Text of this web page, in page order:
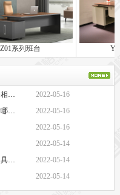
Z01系列班台
2022-05-16
·办公家具厂家-选择办公家具厂家时应该查看哪些方面？
2022-05-16
2022-05-16
2022-05-14
·办公椅子图片大全价格-如何延长办公家具家具的保质期？
2022-05-14
2022-05-14